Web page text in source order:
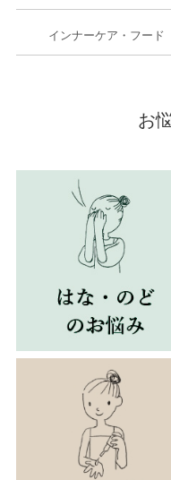
インナーケア・フード
お